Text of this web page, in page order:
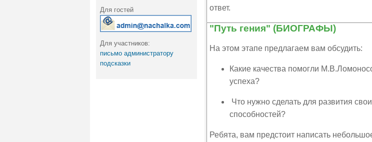
Для гостей
Для участников:
письмо администратору
подсказки
ответ.
"Путь гения" (БИОГРАФЫ)
На этом этапе предлагаем вам обсудить:
Какие качества помогли
успеха?
Что нужно сделать для развития
способностей?
Ребята, вам предстоит написать